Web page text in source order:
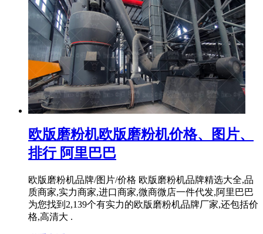
欧版磨粉机欧版磨粉机价格、图片、
排行 阿里巴巴
欧版磨粉机品牌/图片/价格 欧版磨粉机品牌精选大全,品
质商家,实力商家,进口商家,微商微店一件代发,阿里巴巴
为您找到2,139个有实力的欧版磨粉机品牌厂家,还包括价
格,高清大 .